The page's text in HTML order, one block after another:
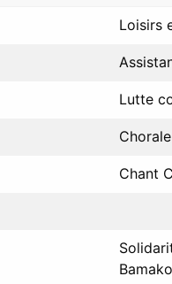
Loisirs
Lutte
Chant